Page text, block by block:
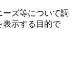
ズ等について調
表⽰する⽬的で